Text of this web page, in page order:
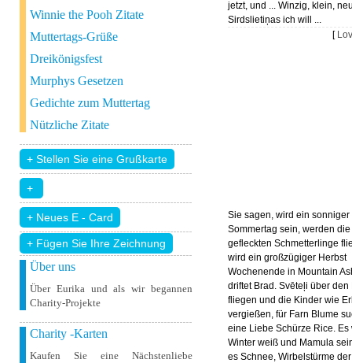
Winnie the Pooh Zitate
Muttertags-Grüße
Dreikönigsfest
Murphys Gesetzen
Gedichte zum Muttertag
Nützliche Zitate
+ Fügen Sie Ihre Zeichnung
Über uns
Über Eurika und als wir begannen
Charity-Projekte
Charity -Karten
Kaufen Sie eine Nächstenliebe
jetzt, und ... Winzig, klein,
Sirdslietiņas ich will ...
[
Sie sagen, wird ein sonniger
Sommertag sein, werden die
gefleckten Schmetterlinge
wird ein großzügiger Herbst
Wochenende in Mountain
driftet Brad. Svēteļi über den
fliegen und die Kinder wie
vergießen, für Farn Blume
eine Liebe Schürze Rice. Es
Winter weiß und Mamula
es Schnee, Wirbelstürme